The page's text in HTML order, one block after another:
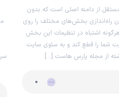
از دامنه اصلی است که بدون
راه‌اندازی بخش‌های مختلف را روی
اشتباه در تنظیمات این بخش
شما را قطع کند و به سئوی سایت
از مجله پارس هاست […]
۰